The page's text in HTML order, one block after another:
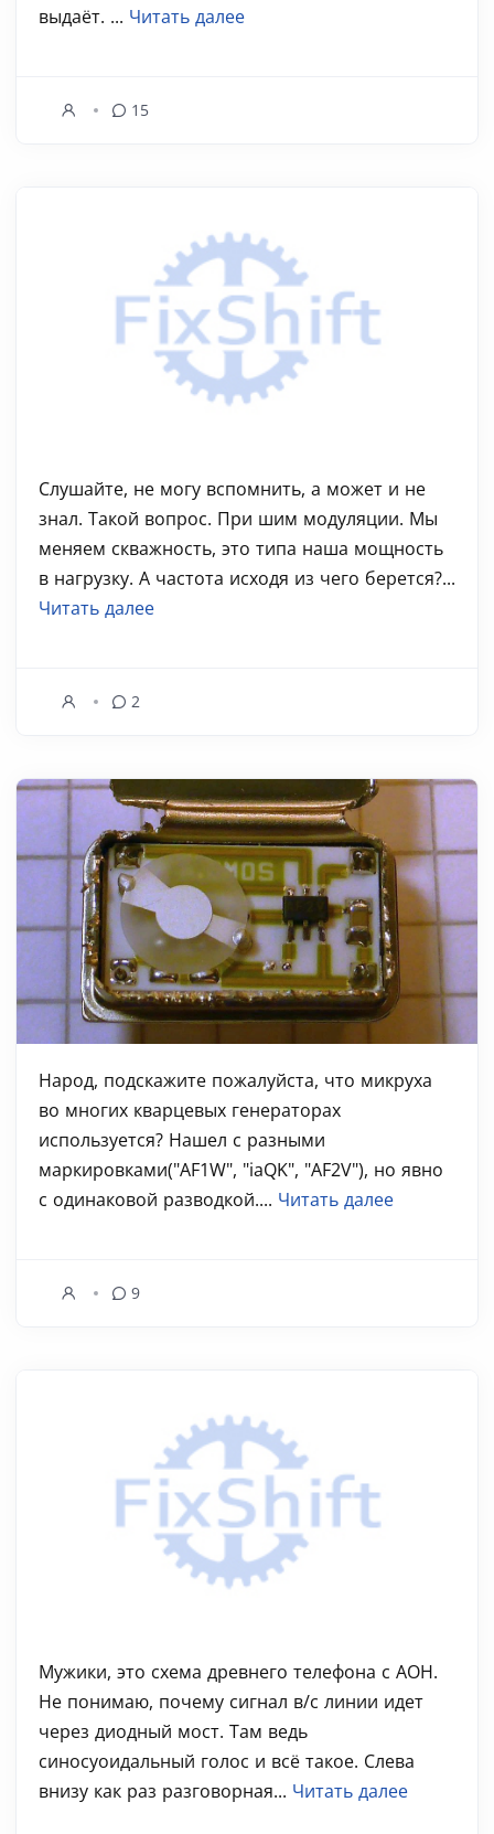
выдаёт. ... Читать далее
15
Слушайте, не могу вспомнить, а может и не
знал. Такой вопрос. При шим модуляции. Мы
меняем скважность, это типа наша мощность
в нагрузку. А частота исходя из чего берется?...
Читать далее
2
Народ, подскажите пожалуйста, что микруха
во многих кварцевых генераторах
используется? Нашел с разными
маркировками("AF1W", "iaQK", "AF2V"), но явно
c одинаковой разводкой.... Читать далее
9
Мужики, это схема древнего телефона с АОН.
Не понимаю, почему сигнал в/с линии идет
через диодный мост. Там ведь
синосуоидальный голос и всё такое. Слева
внизу как раз разговорная... Читать далее